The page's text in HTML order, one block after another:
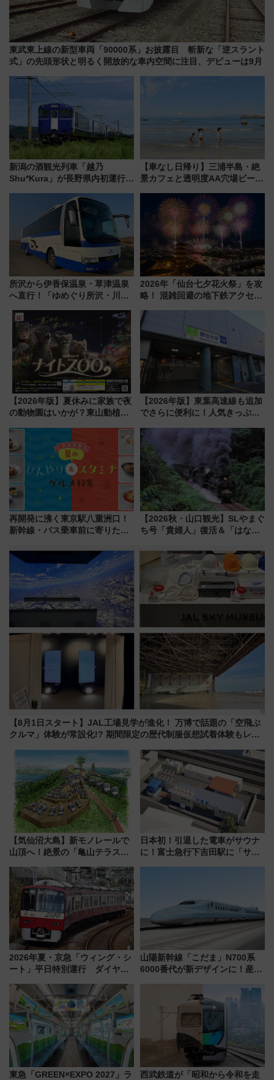
東武東上線の新型車両「90000系」お披露目 斬新な「逆スラント
式」の先頭形状と明るく開放的な車内空間に注目、デビューは9月
新潟の酒観光列車「越乃
Shu*Kura」が長野県内初運行！
【車なし日帰り】三浦半島・絶
景カフェと透明度AA穴場ビーチ
用してストレスフリー旅へ行こ
う！
所沢から伊香保温泉・草津温泉
へ直行！「ゆめぐり所沢・川越
軽に 運行ダイヤ・運賃を解説
2026年「仙台七夕花火祭」を攻
略！ 混雑回避の地下鉄アクセス
火前に楽しむ仙台観光ルートま
で解説！
【2026年版】夏休みに家族で夜
の動物園はいかが？東山動植物
ZOO」開催情報
【2026年版】東葉高速線も追加
でさらに便利に！人気きっぷ
今年も発売 秋・早春に千葉県を
巡るなら使い勝手・コスパ抜群
再開発に沸く東京駅八重洲口！
新幹線・バス乗車前に寄りたい
やり＆スタミナグルメ」6選【新
店舗も！】
【2026秋・山口観光】SLやまぐ
ち号「貴婦人」復活＆「はなあ
注目観光列車まとめ きっぷの取
り方は？
【8月1日スタート】JAL工場見学が進化！ 万博で話題の「空飛ぶ
クルマ」体験が常設化!? 期間限定の歴代制服仮想試着体験もレポ
【気仙沼大島】新モノレールで
山頂へ！絶景の「亀山テラス
暇村のお得な日帰りプランも登
場
日本初！引退した電車がサウナ
に！富士急行下吉田駅に「サ電
2026年夏・京急「ウィング・シ
ート」平日特別運行 ダイヤ・
三浦海岸を堪能できるお出かけ
プランもご紹介
山陽新幹線「こだま」N700系
6000番代が新デザインに！産学
東急「GREEN×EXPO 2027」ラ
西武鉄道が「昭和から令和を走